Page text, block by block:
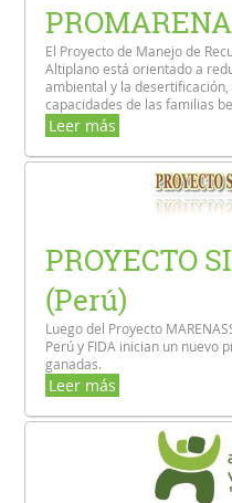
El Proyecto de Manejo de
Altiplano está orientado a
ambiental y la
capacidades de las familias
Leer más
PROYECTO
(Perú)
Luego del Proyecto
Perú y FIDA inician un nuevo
ganadas.
Leer más